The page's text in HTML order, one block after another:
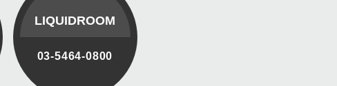
LIQUIDROOM
03-5464-0800